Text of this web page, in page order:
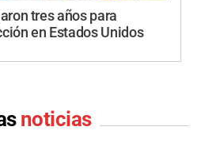
tres años para
en Estados Unidos
noticias